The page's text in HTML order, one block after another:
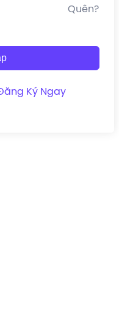
Quên?
Ký Ngay